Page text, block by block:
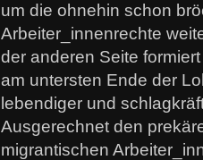
um die ohnehin schon
Arbeiter_innenrechte
der anderen Seite
am untersten Ende der
lebendiger und
Ausgerechnet den
migrantischen